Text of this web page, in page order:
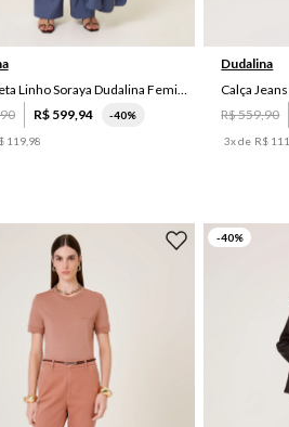
38
Calça Reta Linho Soraya Dudalina Feminina
90 R$ 599, 94 -40%
119, 98
Dudalina
R$559,90
3x de R$ 111
-40%